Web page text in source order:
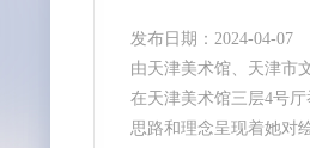
发布日期：2024-04-07
由天津美术馆、天津市
在天津美术馆三层4号
思路和理念呈现着她对